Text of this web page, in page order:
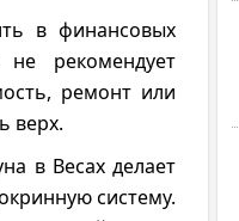
в финансовых
рекомендует
ремонт или
верх.
в Весах делает
систему.